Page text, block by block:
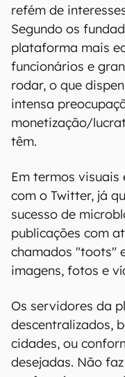
refém de
Segundo os
plataforma mais
funcionários e
rodar, o que
intensa
monetização/
têm.
Em termos
com o Twitter, já
sucesso de
publicações com
chamados "toots"
imagens, fotos e
Os servidores da
descentralizados,
cidades, ou
desejadas. Não